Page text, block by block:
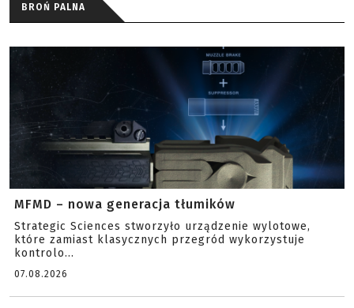
BROŃ PALNA
MFMD – nowa generacja tłumików
Strategic Sciences stworzyło urządzenie wylotowe,
które zamiast klasycznych przegród wykorzystuje
kontrolo...
07.08.2026